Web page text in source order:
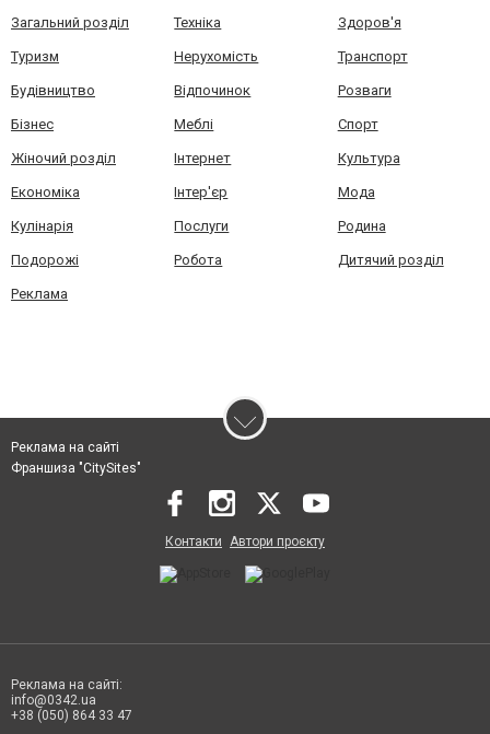
Загальний розділ Техніка Здоров'я
Туризм Нерухомість Транспорт
Будівництво Відпочинок Розваги
Бізнес Меблі Спорт
Жіночий розділ Інтернет Культура
Економіка Інтер'єр Мода
Кулінарія Послуги Родина
Подорожі Робота Дитячий розділ
Реклама
Реклама на сайті
Франшиза "CitySites"
Контакти Автори проєкту
Реклама на сайті:
info@0342.ua
+38 (050) 864 33 47